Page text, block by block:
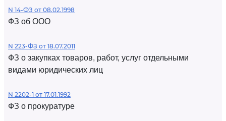
N 14-ФЗ от 08.02.1998
ФЗ об ООО
N 223-ФЗ от 18.07.2011
ФЗ о закупках товаров, работ, услуг отдельными
видами юридических лиц
N 2202-1 от 17.01.1992
ФЗ о прокуратуре